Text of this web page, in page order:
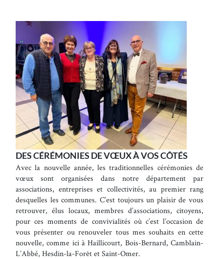
DES CÉRÉMONIES DE VŒUX À VOS CÔTÉS
Avec la nouvelle année, les traditionnelles cérémonies de
vœux sont organisées dans notre département par
associations, entreprises et collectivités, au premier rang
desquelles les communes. C’est toujours un plaisir de vous
retrouver, élus locaux, membres d’associations, citoyens,
pour ces moments de convivialités où c’est l’occasion de
vous présenter ou renouveler tous mes souhaits en cette
nouvelle, comme ici à Haillicourt, Bois-Bernard, Camblain-
L’Abbé, Hesdin-la-Forêt et Saint-Omer.